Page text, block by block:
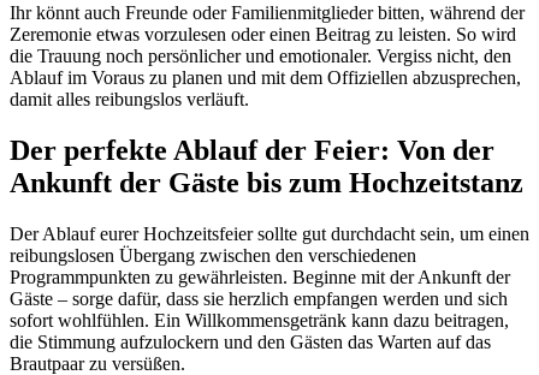
Ihr könnt auch Freunde oder Familienmitglieder bitten, während der
Zeremonie etwas vorzulesen oder einen Beitrag zu leisten. So wird
die Trauung noch persönlicher und emotionaler. Vergiss nicht, den
Ablauf im Voraus zu planen und mit dem Offiziellen abzusprechen,
damit alles reibungslos verläuft.
Der perfekte Ablauf der Feier: Von der
Ankunft der Gäste bis zum Hochzeitstanz
Der Ablauf eurer Hochzeitsfeier sollte gut durchdacht sein, um einen
reibungslosen Übergang zwischen den verschiedenen
Programmpunkten zu gewährleisten. Beginne mit der Ankunft der
Gäste – sorge dafür, dass sie herzlich empfangen werden und sich
sofort wohlfühlen. Ein Willkommensgetränk kann dazu beitragen,
die Stimmung aufzulockern und den Gästen das Warten auf das
Brautpaar zu versüßen.